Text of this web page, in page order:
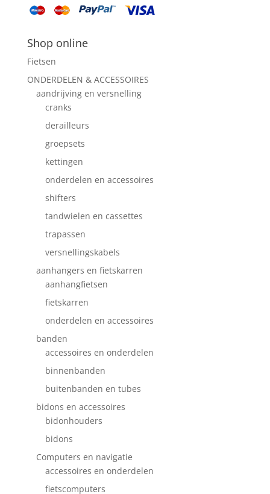
Shop online
Fietsen
ONDERDELEN & ACCESSOIRES
aandrijving en versnelling
cranks
derailleurs
groepsets
kettingen
onderdelen en accessoires
shifters
tandwielen en cassettes
trapassen
versnellingskabels
aanhangers en fietskarren
aanhangfietsen
fietskarren
onderdelen en accessoires
banden
accessoires en onderdelen
binnenbanden
buitenbanden en tubes
bidons en accessoires
bidonhouders
bidons
Computers en navigatie
accessoires en onderdelen
fietscomputers